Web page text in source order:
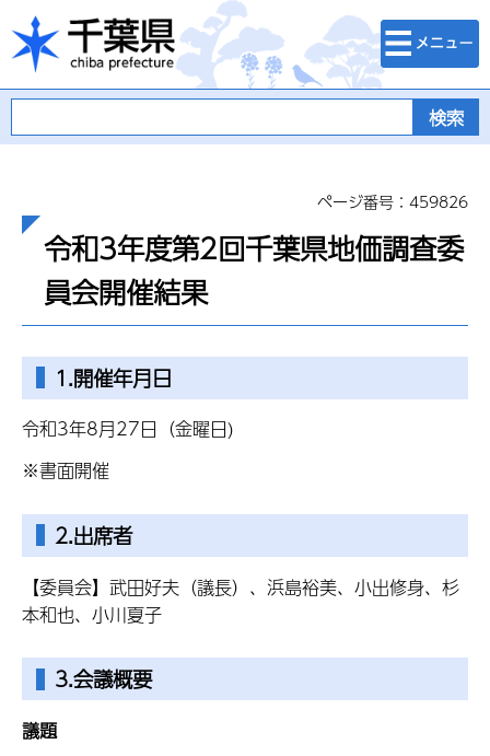
千葉県
検索・メニュ
ー
ページ番号：459826
令和3年度第2回千葉県地価調査委
員会開催結果
1.開催年月日
令和3年8月27日（金曜日)
※書面開催
2.出席者
【委員会】武田好夫（議長）、浜島裕美、小出修身、杉
本和也、小川夏子
3.会議概要
議題